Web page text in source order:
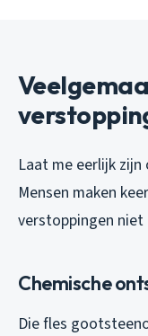
Laat me eerlijk
Mensen maken
verstoppingen niet
Chemische
Die fles